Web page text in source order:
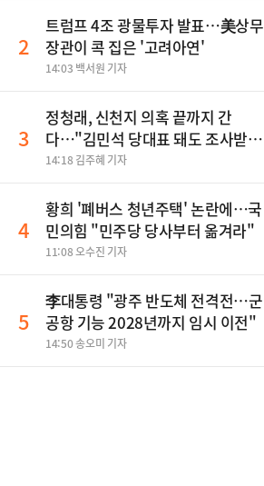
2
트럼프 4조 광물투자 발표…美상무
장관이 콕 집은 '고려아연'
14:03 백서원 기자
3
정청래, 신천지 의혹 끝까지 간
다…"김민석 당대표 돼도 조사받아
야"
14:18 김주혜 기자
4
황희 '폐버스 청년주택' 논란에…국
민의힘 "민주당 당사부터 옮겨라"
11:08 오수진 기자
5
李대통령 "광주 반도체 전격전…군
공항 기능 2028년까지 임시 이전"
14:50 송오미 기자